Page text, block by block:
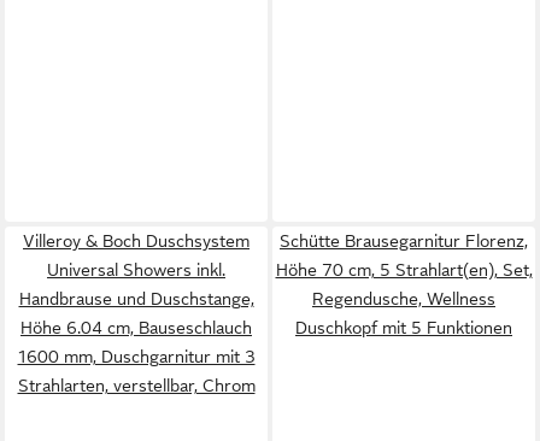
Villeroy & Boch Duschsystem
Universal Showers inkl.
Handbrause und Duschstange,
Höhe 6.04 cm, Bauseschlauch
1600 mm, Duschgarnitur mit 3
Strahlarten, verstellbar, Chrom
Schütte Brausegarnitur Florenz,
Höhe 70 cm, 5 Strahlart(en), Set,
Regendusche, Wellness
Duschkopf mit 5 Funktionen